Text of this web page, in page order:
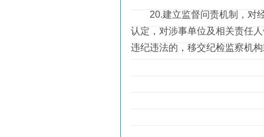
20.建立监督问责机制，对经
认定，对涉事单位及相关责任
违纪违法的，移交纪检监察机